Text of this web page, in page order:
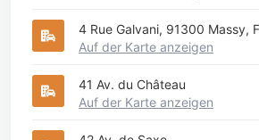
4 Rue Galvani, 91300 Massy,
Auf der Karte anzeigen
41 Av. du Château
Auf der Karte anzeigen